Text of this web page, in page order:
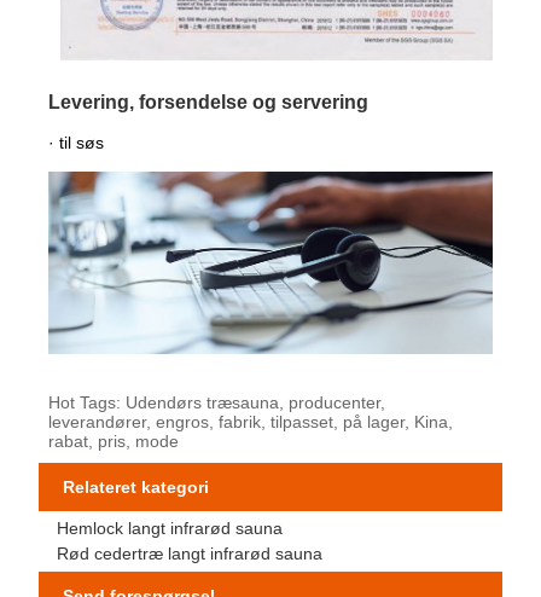
Levering, forsendelse og servering
· til søs
Hot Tags: Udendørs træsauna, producenter,
leverandører, engros, fabrik, tilpasset, på lager, Kina,
rabat, pris, mode
Relateret kategori
Hemlock langt infrarød sauna
Rød cedertræ langt infrarød sauna